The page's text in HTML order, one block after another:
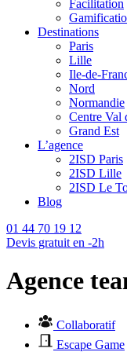
Facilitation
Destinations
Paris
Lille
Ile-de-
Nord
Normandie
Centre Val
Grand Est
L’agence
2ISD Paris
2ISD Lille
2ISD Le
Blog
01 44 70 19 12
Devis gratuit en -2h
Agence
Collaboratif
Escape Game